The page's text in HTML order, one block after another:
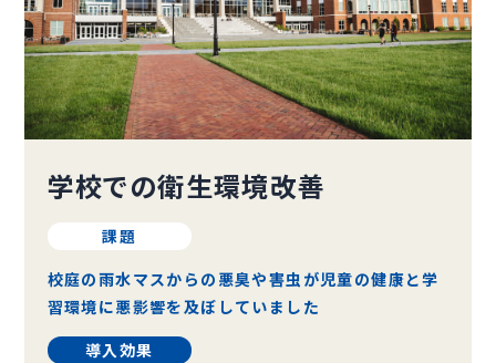
学校での衛生環境改善
課題
校庭の雨水マスからの悪臭や害虫が児童の健康と学
習環境に悪影響を及ぼしていました
導入効果